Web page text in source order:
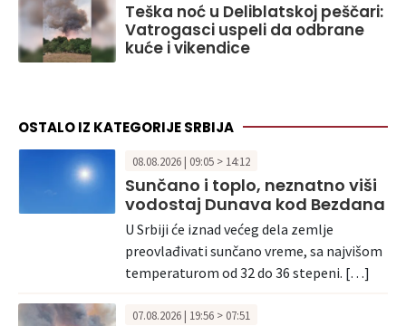
Teška noć u Deliblatskoj peščari:
Vatrogasci uspeli da odbrane
kuće i vikendice
OSTALO IZ KATEGORIJE SRBIJA
08.08.2026 | 09:05 > 14:12
Sunčano i toplo, neznatno viši
vodostaj Dunava kod Bezdana
U Srbiji će iznad većeg dela zemlje
preovlađivati sunčano vreme, sa najvišom
temperaturom od 32 do 36 stepeni. […]
07.08.2026 | 19:56 > 07:51